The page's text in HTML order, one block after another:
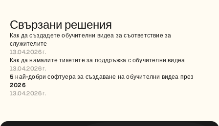
Свързани решения
Как да създадете обучителни видеа за съответствие за
служителите
13.04.2026 г.
Как да намалите тикетите за поддръжка с обучителни видеа
13.04.2026 г.
5 най-добри софтуера за създаване на обучителни видеа през
2026
13.04.2026 г.